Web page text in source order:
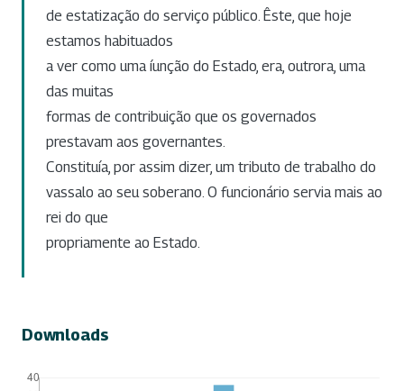
de estatização do serviço público. Êste, que hoje
estamos habituados
a ver como uma íunção do Estado, era, outrora, uma
das muitas
formas de contribuição que os governados
prestavam aos governantes.
Constituía, por assim dizer, um tributo de trabalho do
vassalo ao seu soberano. O funcionário servia mais ao
rei do que
propriamente ao Estado.
Downloads